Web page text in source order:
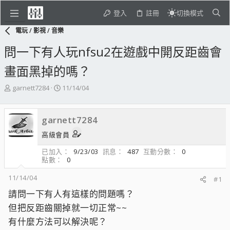
登入 註冊 切換模式
電玩 / 影視 / 音樂
問一下有人玩nfsu2在遊戲中開反距齒會
畫面黑掉的嗎？
主
發
起
人
garnett7284
開
日
期
11/14/04
garnett7284
高級會員
已加入
9/23/03 訊息 487 互動分數
0
點數
0
11/14/04
#1
請問一下有人有這樣的問題嗎？
但把反距齒關掉就一切正常~~
有什麼方法可以解決呢？